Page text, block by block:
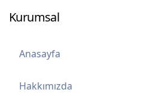
Kurumsal
Anasayfa
Hakkımızda